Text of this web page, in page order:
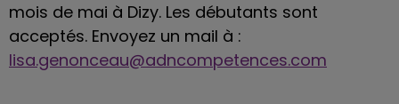
mois de mai à Dizy. Les débutants sont
acceptés. Envoyez un mail à :
lisa.genonceau@adncompetences.com